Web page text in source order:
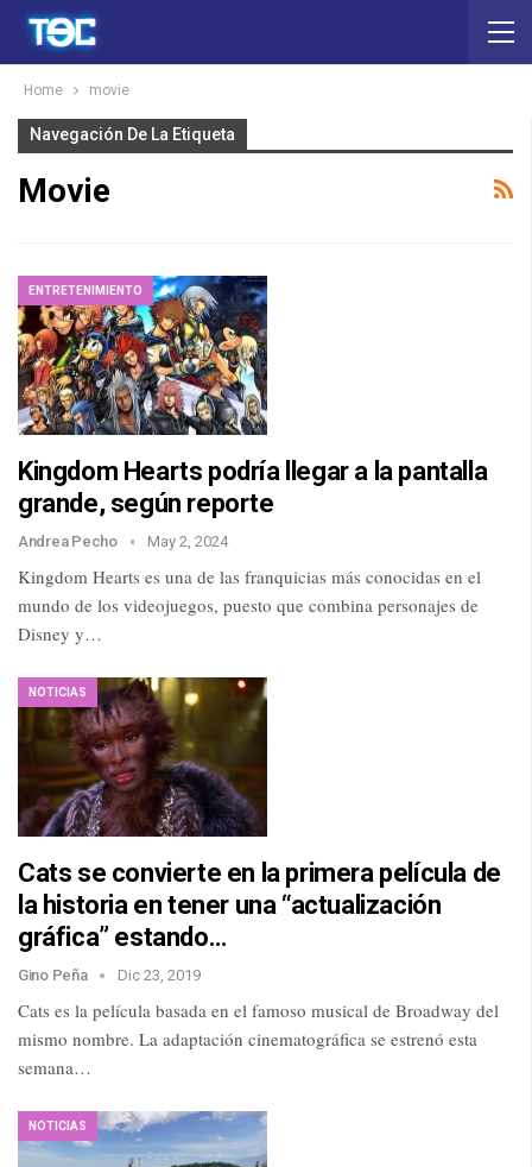
Home movie
Navegación De La Etiqueta
Movie
ENTRETENIMIENTO
Kingdom Hearts podría llegar a la pantalla
grande, según reporte
Andrea Pecho May 2, 2024
Kingdom Hearts es una de las franquicias más conocidas en el
mundo de los videojuegos, puesto que combina personajes de
Disney y…
NOTICIAS
Cats se convierte en la primera película de
la historia en tener una “actualización
gráfica” estando…
Gino Peña Dic 23, 2019
Cats es la película basada en el famoso musical de Broadway del
mismo nombre. La adaptación cinematográfica se estrenó esta
semana…
NOTICIAS